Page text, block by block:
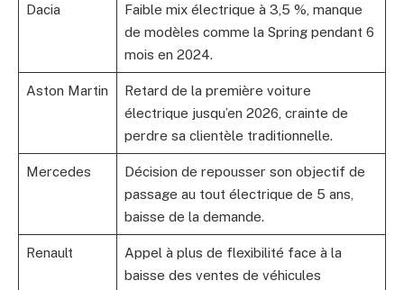
Dacia
Faible mix électrique à 3,5 %, manque
de modèles comme la Spring pendant 6
mois en 2024.
Aston Martin
Retard de la première voiture
électrique jusqu’en 2026, crainte de
perdre sa clientèle traditionnelle.
Mercedes
Décision de repousser son objectif de
passage au tout électrique de 5 ans,
baisse de la demande.
Renault
Appel à plus de flexibilité face à la
baisse des ventes de véhicules